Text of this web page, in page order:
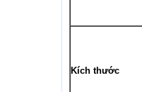
Kích thước